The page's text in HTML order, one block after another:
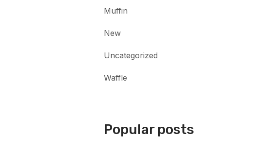
Muffin
New
Uncategorized
Waffle
Popular posts